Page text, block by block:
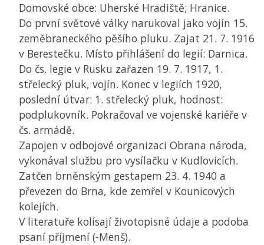
Domovské obce: Uherské Hradiště; Hranice.
Do první světové války narukoval jako vojín 15.
zeměbraneckého pěšího pluku. Zajat 21. 7. 1916
v Berestečku. Místo přihlášení do legií: Darnica.
Do čs. legie v Rusku zařazen 19. 7. 1917, 1.
střelecký pluk, vojín. Konec v legiích 1920,
poslední útvar: 1. střelecký pluk, hodnost:
podplukovník. Pokračoval ve vojenské kariéře v
čs. armádě.
Zapojen v odbojové organizaci Obrana národa,
vykonával službu pro vysílačku v Kudlovicích.
Zatčen brněnským gestapem 23. 4. 1940 a
převezen do Brna, kde zemřel v Kounicových
kolejích.
V literatuře kolísají životopisné údaje a podoba
psaní příjmení (-Menš).